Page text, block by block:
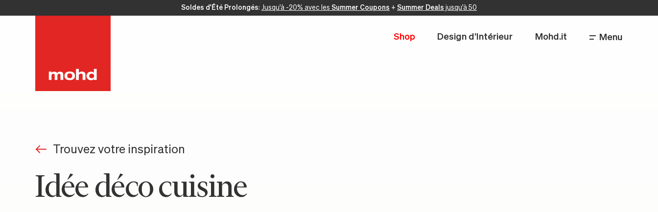
Soldes d'Été Prolongés: Jusqu'à -20% avec les Summer Coupons + Summer Deals jusqu'à 50
Shop Design d’Intérieur Mohd.it Menu
Trouvez votre inspiration
Idée déco cuisine